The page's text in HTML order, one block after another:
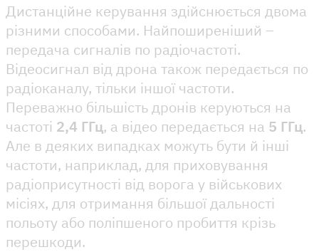
Дистанційне керування здійснюється двома
різними способами. Найпоширеніший –
передача сигналів по радіочастоті.
Відеосигнал від дрона також передається по
радіоканалу, тільки іншої частоти.
Переважно більшість дронів керуються на
частоті 2,4 ГГц, а відео передається на 5 ГГц.
Але в деяких випадках можуть бути й інші
частоти, наприклад, для приховування
радіоприсутності від ворога у військових
місіях, для отримання більшої дальності
польоту або поліпшеного пробиття крізь
перешкоди.